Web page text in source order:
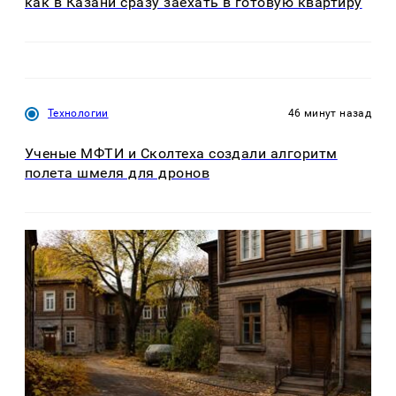
Технологии 46 минут назад
Ученые МФТИ и Сколтеха создали алгоритм
полета шмеля для дронов